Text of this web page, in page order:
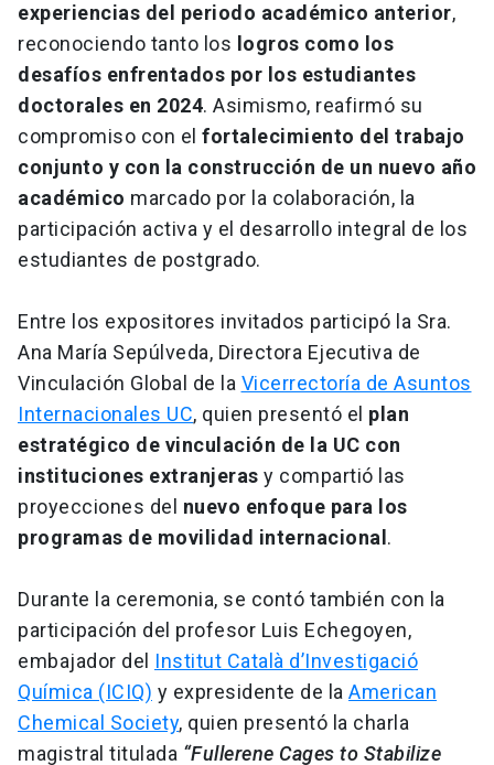
experiencias del periodo académico anterior,
reconociendo tanto los logros como los
desafíos enfrentados por los estudiantes
doctorales en 2024. Asimismo, reafirmó su
compromiso con el fortalecimiento del trabajo
conjunto y con la construcción de un nuevo año
académico marcado por la colaboración, la
participación activa y el desarrollo integral de los
estudiantes de postgrado.
Entre los expositores invitados participó la Sra.
Ana María Sepúlveda, Directora Ejecutiva de
Vinculación Global de la Vicerrectoría de Asuntos
Internacionales UC, quien presentó el plan
estratégico de vinculación de la UC con
instituciones extranjeras y compartió las
proyecciones del nuevo enfoque para los
programas de movilidad internacional .
Durante la ceremonia, se contó también con la
participación del profesor Luis Echegoyen,
embajador del Institut Català d’Investigació
Química (ICIQ) y expresidente de la American
Chemical Society, quien presentó la charla
magistral titulada “Fullerene Cages to Stabilize